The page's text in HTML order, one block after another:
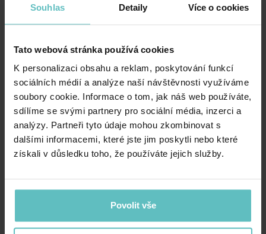
Souhlas Detaily Více o cookies
Tato webová stránka používá cookies
K personalizaci obsahu a reklam, poskytování funkcí
sociálních médií a analýze naší návštěvnosti využíváme
soubory cookie. Informace o tom, jak náš web používáte,
sdílíme se svými partnery pro sociální média, inzerci a
analýzy. Partneři tyto údaje mohou zkombinovat s
dalšími informacemi, které jste jim poskytli nebo které
získali v důsledku toho, že používáte jejich služby.
Povolit vše
rozepnutí může sloužit jako deka nebo hrací
podložka. Ideální k zabalení, přebalování, krmení a
hraní.
Protichvěcí oboustranný polštář Motýlekpodpírá
hlavičku dítěte během cestování, zabraňuje
nekontrolovanému kývání ze strany na stranu a
chrání citlivou krční páteř dítěte.
Plochý polštářpro nejmenší je vyplněn
ventilačními kanálky, což umožňuje polštáři volně
dýchat a chrání dětskou pokožku před pocením.
Deka s výplníposkytuje další vrstvu tepla v